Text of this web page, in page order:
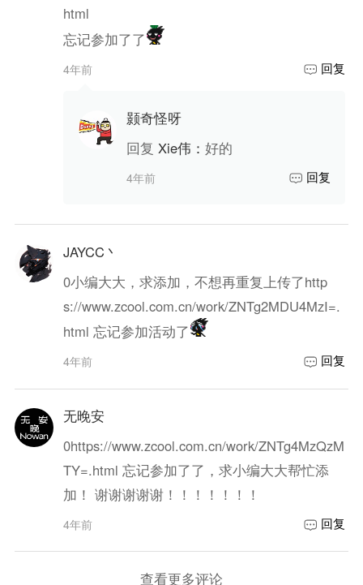
html
忘记参加了了
4年前 回复
颢奇怪呀
回复 Xie伟 ： 好的
4年前 回复
JAYCC丶
0小编大大，求添加，不想再重复上传了http
s://www.zcool.com.cn/work/ZNTg2MDU4MzI=.
html 忘记参加活动了
4年前 回复
无晚安
0https://www.zcool.com.cn/work/ZNTg4MzQzM
TY=.html 忘记参加了了，求小编大大帮忙添
加！ 谢谢谢谢谢！！！！！！！
4年前 回复
查看更多评论